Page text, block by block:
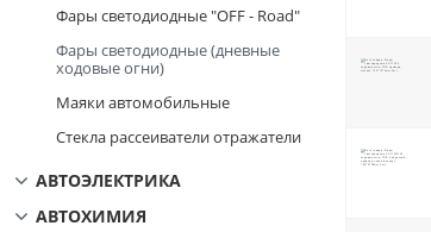
Фары светодиодные "OFF - Road"
Фары светодиодные (дневные
ходовые огни)
Маяки автомобильные
Стекла рассеиватели отражатели
АВТОЭЛЕКТРИКА
АВТОХИМИЯ